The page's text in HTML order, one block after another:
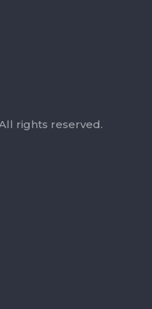
rights reserved.